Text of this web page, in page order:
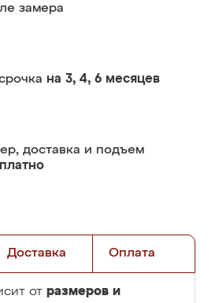
замера
на 3, 4, 6 месяцев
доставка и подъем
Доставка Оплата
от размеров и